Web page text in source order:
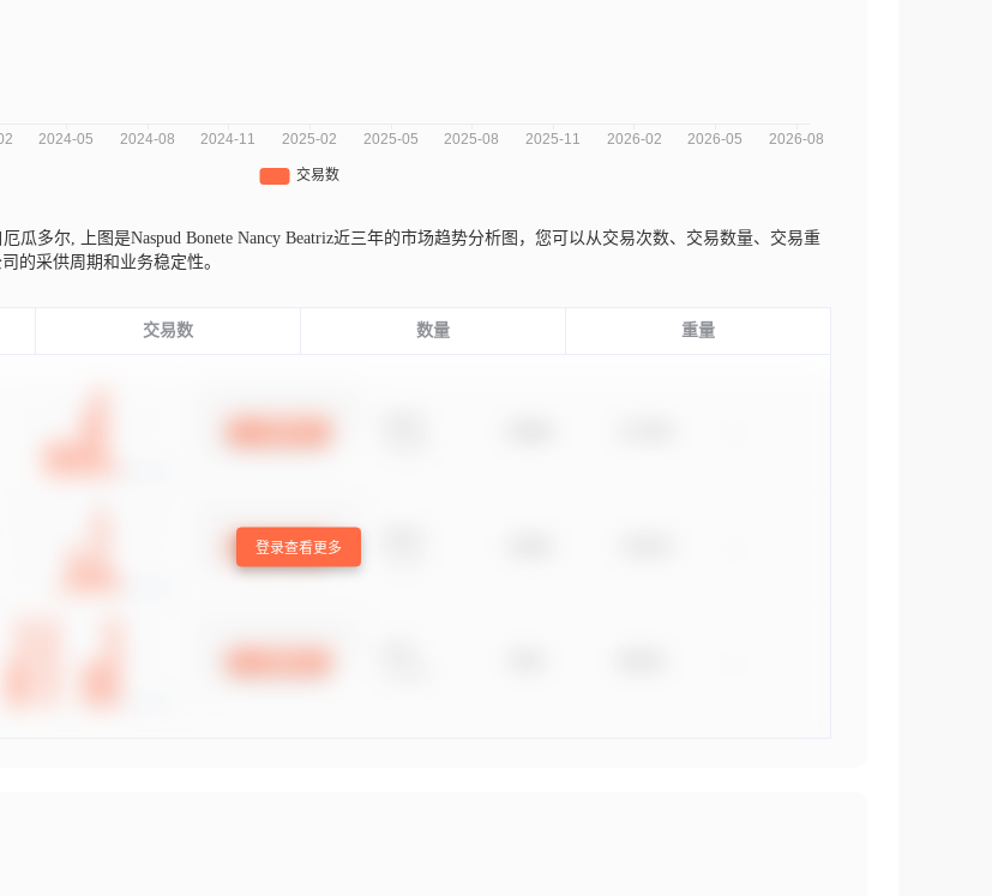
厄瓜多尔,
上图是Naspud Bonete Nancy Beatriz近三年的市场趋势分析图，您可以从交易次数、交易数量、交易重
的采供周期和业务稳定性。
交易数 数量 重量
登录查看更多